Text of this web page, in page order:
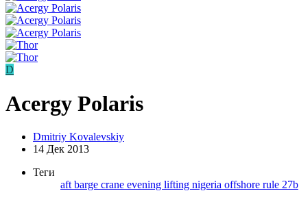
D
Acergy Polaris
Dmitriy Kovalevskiy
14 Дек 2013
Теги
aft barge crane evening lifting nigeria offshore rule 27b